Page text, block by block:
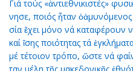
Γιά τούς «ἀν­τι­ε­θνι­κι­στές»
νη­σε, ποι­ός ἦ­ταν ὁἀ­μυ­νό­με­νος
σί­α ἔ­χει μό­νο νά κα­τα­φέ­ρουν
καί ἴ­σης ποι­ό­τη­τας τά
μέ τέ­τοι­ον τρό­πο, ὥ­στε νά
ταν μέ­λη τῆς μα­κε­δο­νι­κῆς